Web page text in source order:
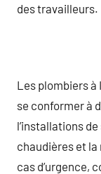
des travailleurs.
Les plombiers à
se conformer à
l’installations
chaudières et la
cas d’urgence,